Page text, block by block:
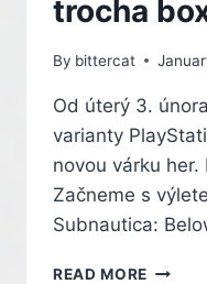
–
trocha
By bittercat
Od úterý 3.
varianty
novou várku
Začneme s
Subnautica:
READ MORE